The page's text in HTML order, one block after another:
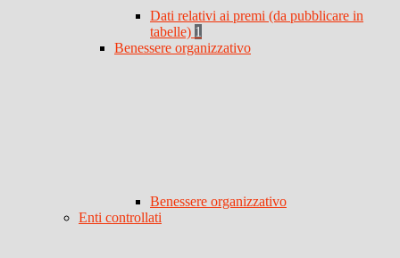
Dati relativi ai premi (da pubblicare in
tabelle) 1
Benessere organizzativo
Benessere organizzativo
Enti controllati